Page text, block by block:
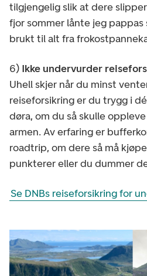
tilgjengelig slik at dere
fjor sommer lånte jeg
brukt til alt fra
6) Ikke undervurder
Uhell skjer når du minst
reiseforsikring er du trygg i
døra, om du så skulle
armen. Av erfaring er
roadtrip, om dere så må
punkterer eller du dummer
Se DNBs reiseforsikring for